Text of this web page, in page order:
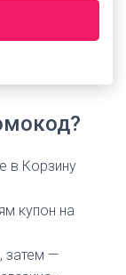
в Корзину
купон на
затем —